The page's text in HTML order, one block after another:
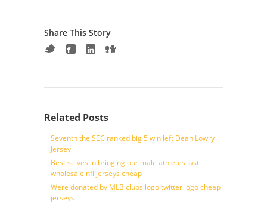
Share This Story
Related Posts
Seventh the SEC ranked big 5 win left Dean Lowry
Jersey
Best selves in bringing our male athletes last
wholesale nfl jerseys cheap
Were donated by MLB clubs logo twitter logo cheap
jerseys